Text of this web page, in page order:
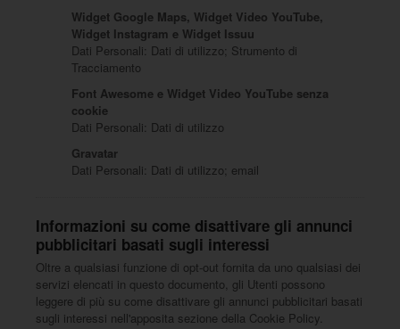
Widget Google Maps, Widget Video YouTube,
Widget Instagram e Widget Issuu
Dati Personali: Dati di utilizzo; Strumento di
Tracciamento
Font Awesome e Widget Video YouTube senza
cookie
Dati Personali: Dati di utilizzo
Gravatar
Dati Personali: Dati di utilizzo; email
Informazioni su come disattivare gli annunci
pubblicitari basati sugli interessi
Oltre a qualsiasi funzione di opt-out fornita da uno qualsiasi dei
servizi elencati in questo documento, gli Utenti possono
leggere di più su come disattivare gli annunci pubblicitari basati
sugli interessi nell'apposita sezione della Cookie Policy.